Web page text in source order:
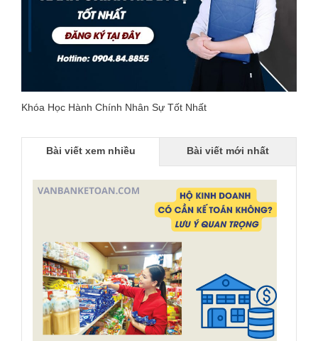
Khóa Học Hành Chính Nhân Sự Tốt Nhất
Bài viết xem nhiều Bài viết mới nhất